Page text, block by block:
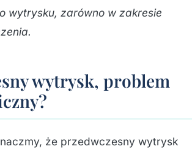
wytrysku, zarówno w zakresie
wytrysk, problem
że przedwczesny wytrysk